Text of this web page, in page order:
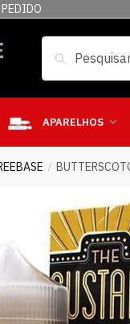
APARELHOS
/